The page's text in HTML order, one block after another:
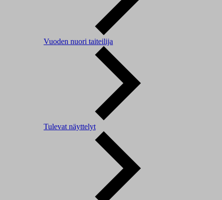
Vuoden nuori taiteilija
Tulevat näyttelyt